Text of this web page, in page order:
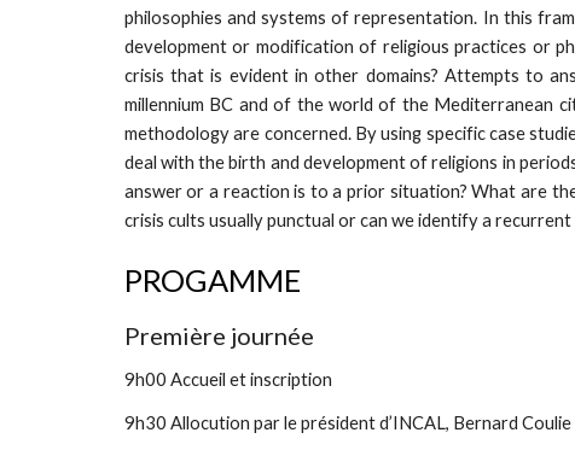
philosophies and systems of representation. In this
development or modification of religious practices or
crisis that is evident in other domains? Attempts to
millennium BC and of the world of the Mediterranean
methodology are concerned. By using specific case
deal with the birth and development of religions in
answer or a reaction is to a prior situation? What are
crisis cults usually punctual or can we identify a
PROGAMME
Première journée
9h00 Accueil et inscription
9h30 Allocution par le président d’INCAL, Bernard Coulie